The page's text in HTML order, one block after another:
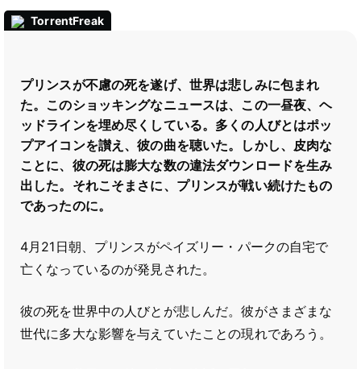
TorrentFreak
プリンスが不慮の死を遂げ、世界は悲しみに包まれ
た。このショッキングなニュースは、この一昼夜、ヘ
ッドラインを埋め尽くしている。多くの人びとはポッ
プアイコンを讃え、彼の曲を聴いた。しかし、皮肉な
ことに、彼の死は膨大な数の違法ダウンロードを生み
出した。それこそまさに、プリンスが戦い続けたもの
であったのに。
4月21日朝、プリンスがペイズリー・パークの自宅で
亡くなっているのが発見された。
彼の死を世界中の人びとが悲しんだ。彼がさまざまな
世代に多大な影響を与えていたことの現れであろう。